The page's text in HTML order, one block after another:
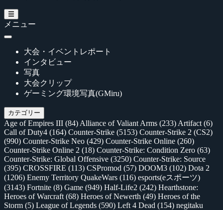
メニュー
大会・イベントレポート
インタビュー
写真
大会クリップ
ゲーミング環境写真(GMiru)
カテゴリー
Age of Empires III (84) Alliance of Valiant Arms (233) Artifact (6)
Call of Duty4 (164) Counter-Strike (5153) Counter-Strike 2 (CS2)
(990) Counter-Strike Neo (429) Counter-Strike Online (260)
Counter-Strike Online 2 (18) Counter-Strike: Condition Zero (63)
Counter-Strike: Global Offensive (3250) Counter-Strike: Source
(395) CROSSFIRE (113) CSPromod (57) DOOM3 (102) Dota 2
(1206) Enemy Territory QuakeWars (116) esports(eスポーツ)
(3143) Fortnite (8) Game (949) Half-Life2 (242) Hearthstone:
Heroes of Warcraft (68) Heroes of Newerth (49) Heroes of the
Storm (5) League of Legends (590) Left 4 Dead (154) negitaku